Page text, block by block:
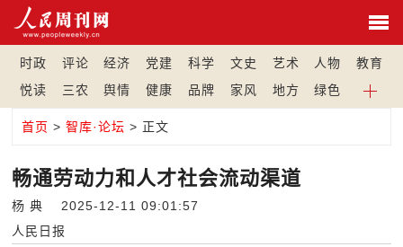
时政 评论 经济 党建 科学 文史 艺术 人物
教育
悦读
三农 舆情 健康 品牌 家风 地方 绿色
首页 >智库·论坛 > 正文
畅通劳动力和人才社会流动渠道
杨 典 2025-12-11 09:01:57
人民日报